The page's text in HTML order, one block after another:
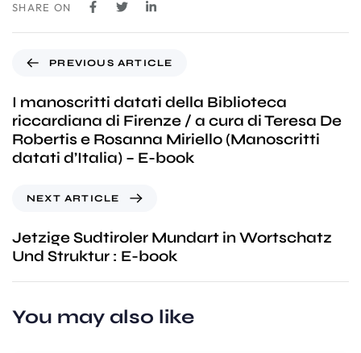
SHARE ON
PREVIOUS ARTICLE
I manoscritti datati della Biblioteca
riccardiana di Firenze / a cura di Teresa De
Robertis e Rosanna Miriello (Manoscritti
datati d’Italia) – E-book
NEXT ARTICLE
Jetzige Sudtiroler Mundart in Wortschatz
Und Struktur : E-book
You may also like